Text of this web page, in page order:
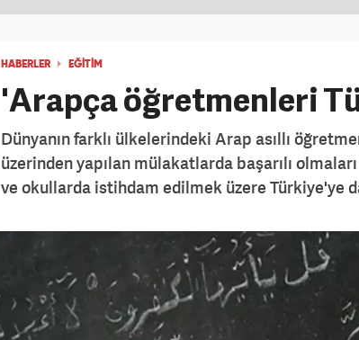
HABERLER EĞİTİM
'Arapça öğretmenleri
Dünyanın farklı ülkelerindeki Arap asıllı
üzerinden yapılan mülakatlarda başarılı
ve okullarda istihdam edilmek üzere Türkiye'ye